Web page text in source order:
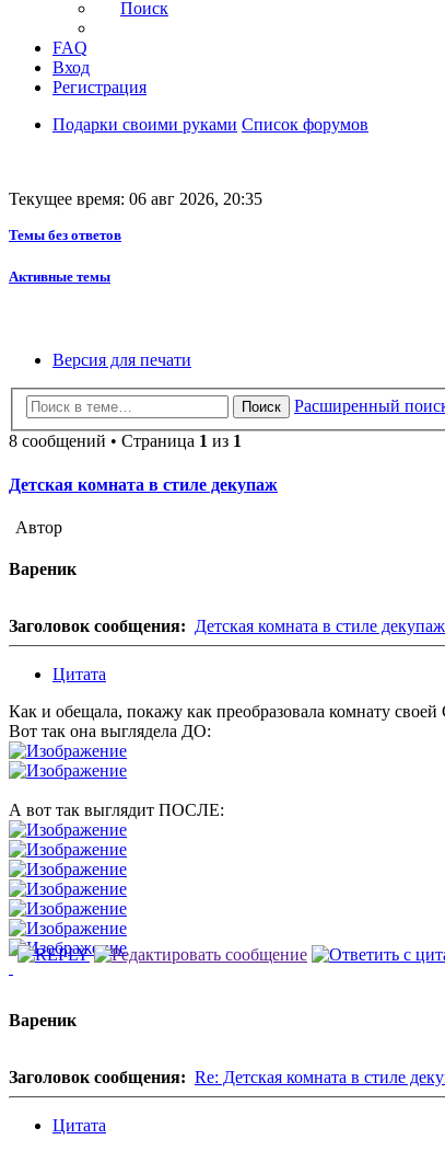
Поиск
FAQ
Вход
Регистрация
Подарки своими руками Список форумов
Текущее время: 06 авг 2026, 20:35
Темы без ответов
Активные темы
Версия для печати
Поиск
Расширенный
8 сообщений • Страница 1 из 1
Детская комната в стиле декупаж
Автор
Вареник
Заголовок сообщения: Детская комната в стиле декупаж
Цитата
Как и обещала, покажу как преобразовала комнату
Вот так она выглядела ДО:
А вот так выглядит ПОСЛЕ:
Вареник
Заголовок сообщения: Re: Детская комната в стиле
Цитата